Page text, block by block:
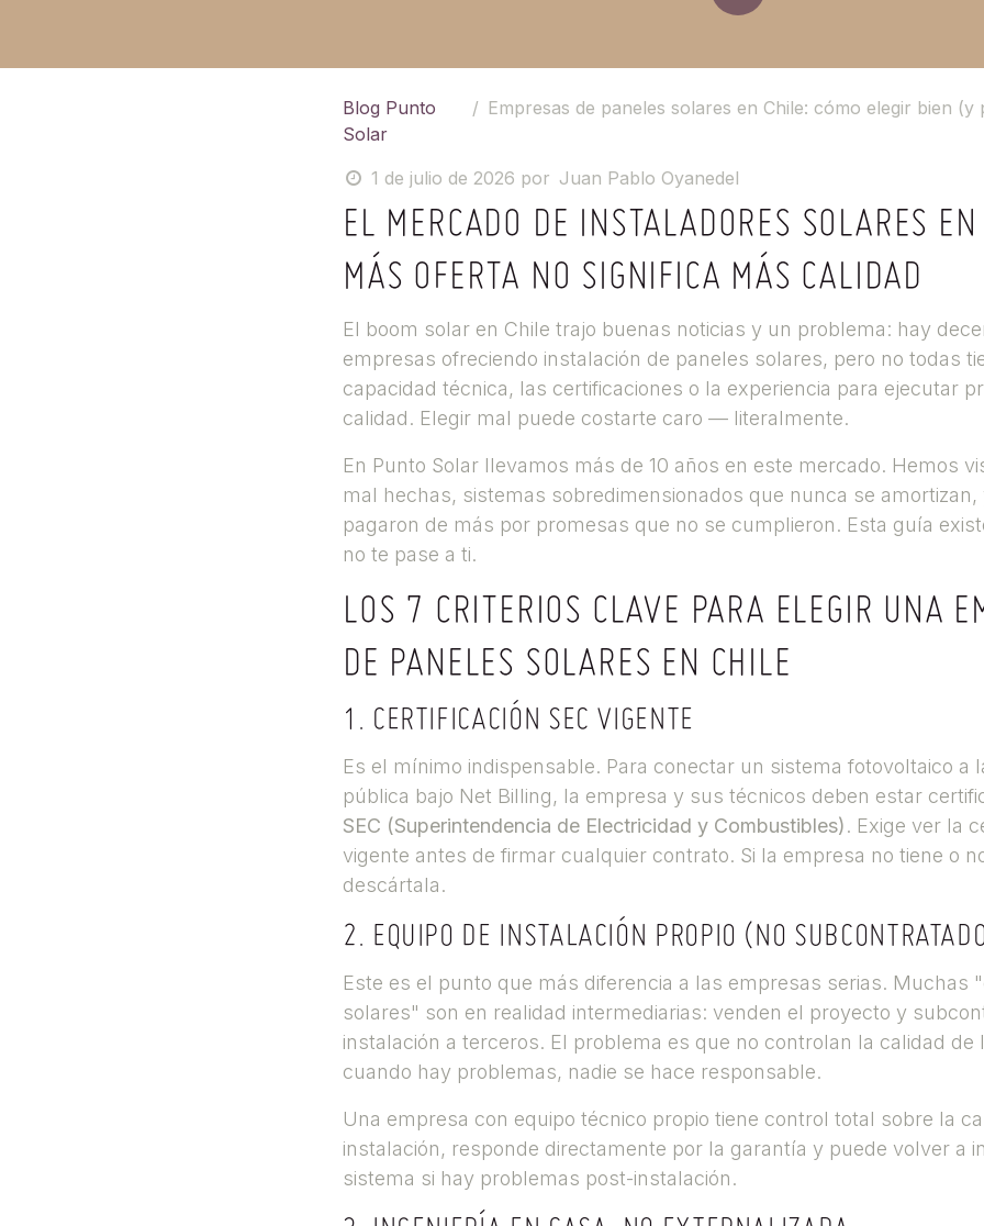
Blog Punto
Solar
Empresas de paneles solares en Chile: cómo elegir bien (y por qué el
1 de julio de 2026 por Juan Pablo Oyanedel
EL MERCADO DE INSTALADORES SOLARES
MÁS OFERTA NO SIGNIFICA MÁS CALIDAD
El boom solar en Chile trajo buenas noticias y un problema: hay
empresas ofreciendo instalación de paneles solares, pero no todas
capacidad técnica, las certificaciones o la experiencia para ejecutar
calidad. Elegir mal puede costarte caro — literalmente.
En Punto Solar llevamos más de 10 años en este mercado. Hemos
mal hechas, sistemas sobredimensionados que nunca se amortizan,
pagaron de más por promesas que no se cumplieron. Esta guía
no te pase a ti.
LOS 7 CRITERIOS CLAVE PARA ELEGIR UNA
DE PANELES SOLARES EN CHILE
1. CERTIFICACIÓN SEC VIGENTE
Es el mínimo indispensable. Para conectar un sistema fotovoltaico a
pública bajo Net Billing, la empresa y sus técnicos deben estar
SEC (Superintendencia de Electricidad y Combustibles). Exige ver la
vigente antes de firmar cualquier contrato. Si la empresa no tiene o
descártala.
2. EQUIPO DE INSTALACIÓN PROPIO (NO
Este es el punto que más diferencia a las empresas serias. Muchas
solares" son en realidad intermediarias: venden el proyecto y
instalación a terceros. El problema es que no controlan la calidad de
cuando hay problemas, nadie se hace responsable.
Una empresa con equipo técnico propio tiene control total sobre la
instalación, responde directamente por la garantía y puede volver a
sistema si hay problemas post-instalación.